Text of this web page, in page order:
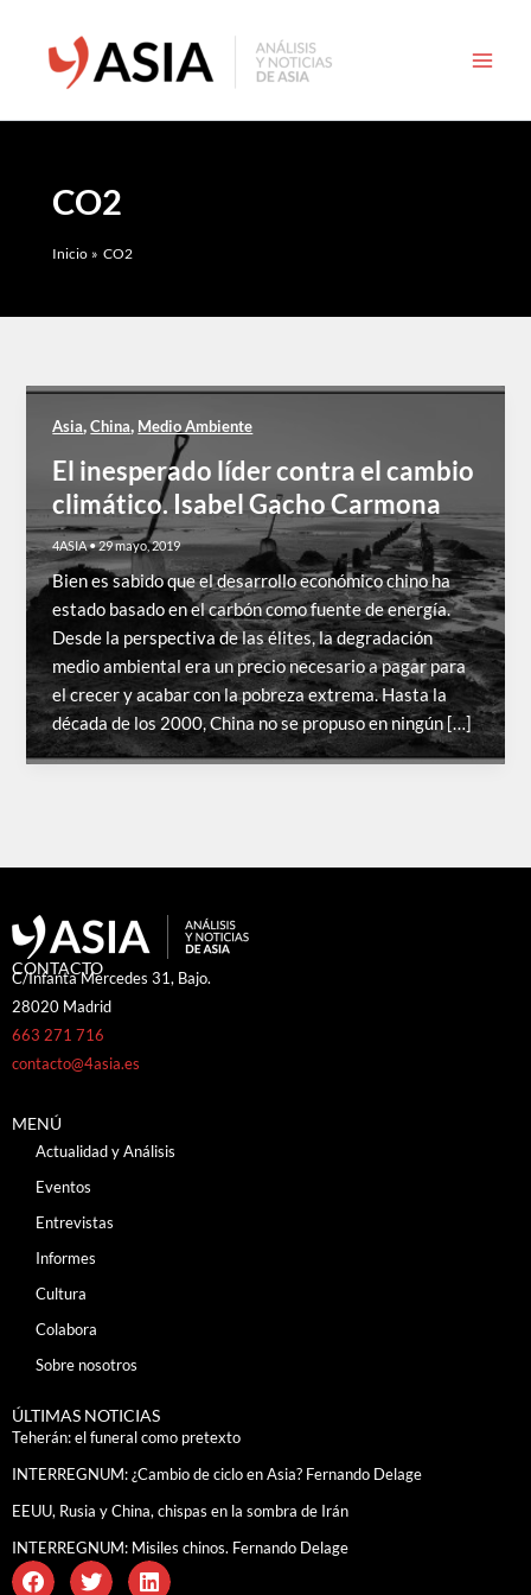
contenido
CO2
Inicio CO2
Asia,China, Medio Ambiente
El inesperado líder contra el cambio
climático. Isabel Gacho Carmona
4ASIA•29 mayo, 2019
Bien es sabido que el desarrollo económico chino ha
estado basado en el carbón como fuente de energía.
Desde la perspectiva de las élites, la degradación
medio ambiental era un precio necesario a pagar para
el crecer y acabar con la pobreza extrema. Hasta la
década de los 2000, China no se propuso en ningún […]
CONTACTO
C/Infanta Mercedes 31, Bajo.
28020 Madrid
663 271 716
contacto@4asia.es
MENÚ
Actualidad y Análisis
Eventos
Entrevistas
Informes
Cultura
Colabora
Sobre nosotros
ÚLTIMAS NOTICIAS
Teherán: el funeral como pretexto
INTERREGNUM: ¿Cambio de ciclo en Asia? Fernando Delage
EEUU, Rusia y China, chispas en la sombra de Irán
INTERREGNUM: Misiles chinos. Fernando Delage